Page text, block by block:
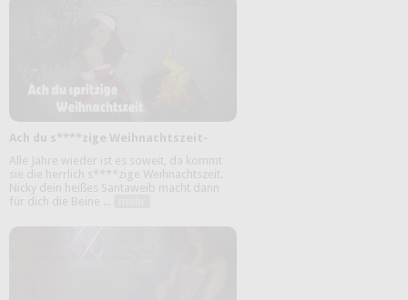
Ach du s****zige Weihnachtszeit-
Alle Jahre wieder ist es soweit, da kommt
sie die herrlich s****zige Weihnachtszeit.
Nicky dein heißes Santaweib macht dann
für dich die Beine ...